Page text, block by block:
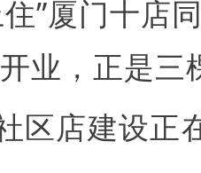
业，正是三
区店建设